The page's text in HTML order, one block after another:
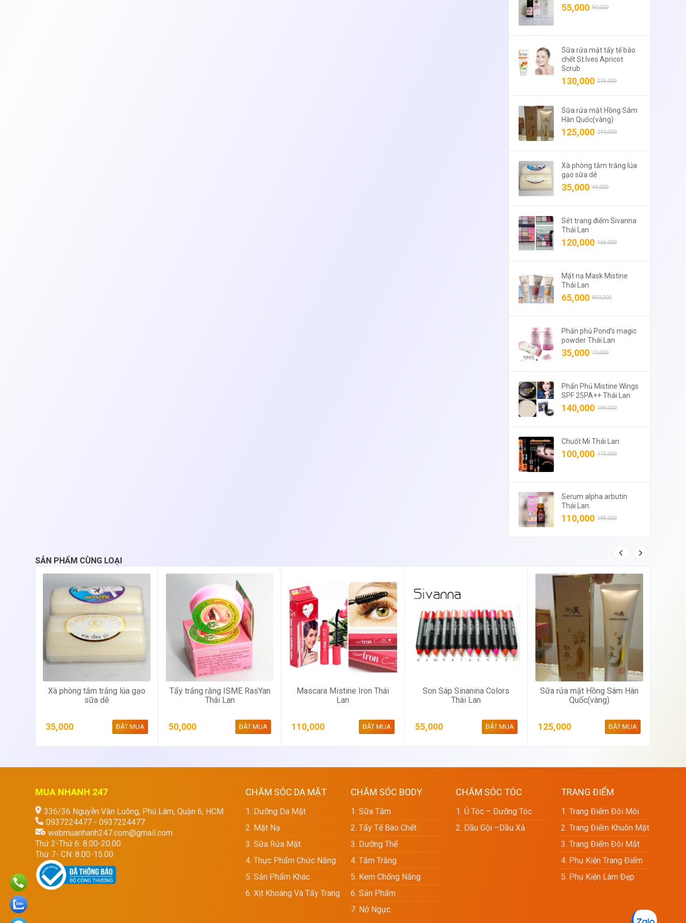
55,000 90,000
Sữa rửa mặt tẩy tế bào
chết St.Ives Apricot
Scrub
130,000 235,000
Sữa rửa mặt Hồng Sâm
Hàn Quốc(vàng)
125,000 240,000
Xà phòng tắm trắng lúa
gạo sữa dê
35,000 49,000
Sét trang điểm Sivanna
Thái Lan
120,000 165,000
Mặt nạ Mask Mistine
Thái Lan
65,000 950,000
Phấn phủ Pond’s magic
powder Thái Lan
35,000 70,000
Phấn Phủ Mistine Wings
SPF 25PA++ Thái Lan
140,000 199,000
Chuốt Mi Thái Lan
100,000 175,000
Serum alpha arbutin
Thái Lan
110,000 199,000
SẢN PHẨM CÙNG LOẠI
Xà phòng tắm trắng lúa gạo
sữa dê
35,000 ĐẶT MUA
Tẩy trắng răng ISME RasYan
Thái Lan
50,000 ĐẶT MUA
Mascara Mistine Iron Thái
Lan
110,000 ĐẶT MUA
Son Sáp Sinanina Colors
Thái Lan
55,000 ĐẶT MUA
Sữa rửa mặt Hồng Sâm Hàn
Quốc(vàng)
125,000 ĐẶT MUA
MUA NHANH 247
336/36 Nguyễn Văn Luông, Phú Lâm, Quận 6, HCM
0937224477 - 0937224477
webmuanhanh247.com@gmail.com
Thứ 2-Thứ 6: 8.00-20.00
Thứ 7- CN: 8.00-15.00
CHĂM SÓC DA MẶT
1. Dưỡng Da Mặt
2. Mặt Nạ
3. Sữa Rửa Mặt
4. Thực Phẩm Chức Năng
5. Sản Phẩm Khác
6. Xịt Khoáng Và Tẩy Trang
CHĂM SÓC BODY
1. Sữa Tắm
2. Tẩy Tế Bào Chết
3. Dưỡng Thể
4. Tắm Trắng
5. Kem Chống Nắng
6. Sản Phẩm
7. Nở Ngực
CHĂM SÓC TÓC
1. Ủ Tóc – Dưỡng Tóc
2. Dầu Gội –dầu Xả
TRANG ĐIỂM
1. Trang Điểm Đôi Môi
2. Trang Điểm Khuôn Mặt
3. Trang Điểm Đôi Mắt
4. Phụ Kiện Trang Điểm
5. Phụ Kiện Làm Đẹp